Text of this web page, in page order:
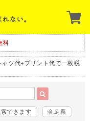
料
ツ代+プリント代で一枚税
できます
金足農